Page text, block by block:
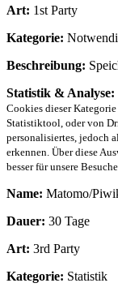
Art: 1st Party
Kategorie:
Beschreibung:
Statistik & Analyse:
Cookies dieser
Statistiktool, oder von
personalisiertes, jedoch
erkennen. Über diese
besser für unsere
Name: Matomo/
Dauer: 30 Tage
Art: 3rd Party
Kategorie: Statistik